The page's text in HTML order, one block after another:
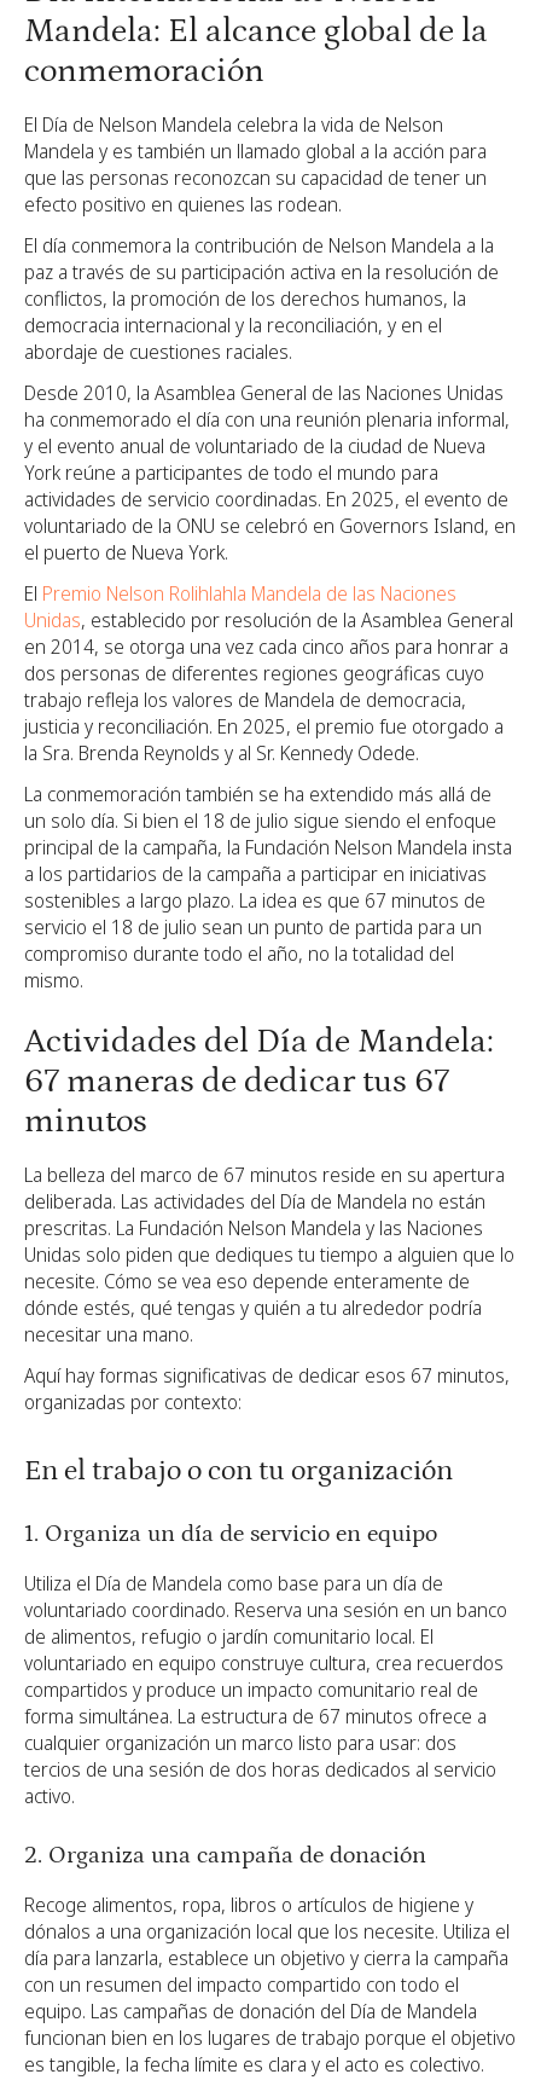
Mandela: El alcance global de la
conmemoración
El Día de Nelson Mandela celebra la vida de Nelson
Mandela y es también un llamado global a la acción para
que las personas reconozcan su capacidad de tener un
efecto positivo en quienes las rodean.
El día conmemora la contribución de Nelson Mandela a la
paz a través de su participación activa en la resolución de
conflictos, la promoción de los derechos humanos, la
democracia internacional y la reconciliación, y en el
abordaje de cuestiones raciales.
Desde 2010, la Asamblea General de las Naciones Unidas
ha conmemorado el día con una reunión plenaria informal,
y el evento anual de voluntariado de la ciudad de Nueva
York reúne a participantes de todo el mundo para
actividades de servicio coordinadas. En 2025, el evento de
voluntariado de la ONU se celebró en Governors Island, en
el puerto de Nueva York.
El Premio Nelson Rolihlahla Mandela de las Naciones
Unidas, establecido por resolución de la Asamblea General
en 2014, se otorga una vez cada cinco años para honrar a
dos personas de diferentes regiones geográficas cuyo
trabajo refleja los valores de Mandela de democracia,
justicia y reconciliación. En 2025, el premio fue otorgado a
la Sra. Brenda Reynolds y al Sr. Kennedy Odede.
La conmemoración también se ha extendido más allá de
un solo día. Si bien el 18 de julio sigue siendo el enfoque
principal de la campaña, la Fundación Nelson Mandela insta
a los partidarios de la campaña a participar en iniciativas
sostenibles a largo plazo. La idea es que 67 minutos de
servicio el 18 de julio sean un punto de partida para un
compromiso durante todo el año, no la totalidad del
mismo.
Actividades del Día de Mandela:
67 maneras de dedicar tus 67
minutos
La belleza del marco de 67 minutos reside en su apertura
deliberada. Las actividades del Día de Mandela no están
prescritas. La Fundación Nelson Mandela y las Naciones
Unidas solo piden que dediques tu tiempo a alguien que lo
necesite. Cómo se vea eso depende enteramente de
dónde estés, qué tengas y quién a tu alrededor podría
necesitar una mano.
Aquí hay formas significativas de dedicar esos 67 minutos,
organizadas por contexto:
En el trabajo o con tu organización
1. Organiza un día de servicio en equipo
Utiliza el Día de Mandela como base para un día de
voluntariado coordinado. Reserva una sesión en un banco
de alimentos, refugio o jardín comunitario local. El
voluntariado en equipo construye cultura, crea recuerdos
compartidos y produce un impacto comunitario real de
forma simultánea. La estructura de 67 minutos ofrece a
cualquier organización un marco listo para usar: dos
tercios de una sesión de dos horas dedicados al servicio
activo.
2. Organiza una campaña de donación
Recoge alimentos, ropa, libros o artículos de higiene y
dónalos a una organización local que los necesite. Utiliza el
día para lanzarla, establece un objetivo y cierra la campaña
con un resumen del impacto compartido con todo el
equipo. Las campañas de donación del Día de Mandela
funcionan bien en los lugares de trabajo porque el objetivo
es tangible, la fecha límite es clara y el acto es colectivo.